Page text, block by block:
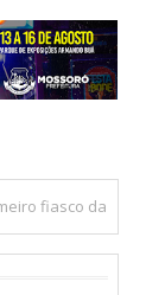
fiasco da